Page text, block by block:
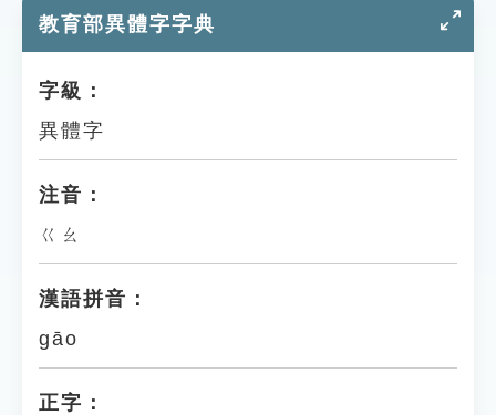
貓頭鷹博士
教育部異體字字典
字級：
異體字
注音：
ㄍㄠ
漢語拼音：
gāo
正字：